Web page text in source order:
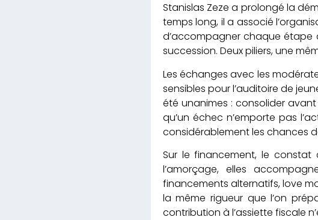
Stanislas Zeze a prolongé la
temps long, il a associé
d’accompagner chaque étape
succession. Deux piliers, une
Les échanges avec les
sensibles pour l’auditoire de
été unanimes : consolider
qu’un échec n’emporte pas
considérablement les chances
Sur le financement, le
l’amorçage, elles
financements alternatifs, love
la même rigueur que l’on
contribution à l’assiette fiscale